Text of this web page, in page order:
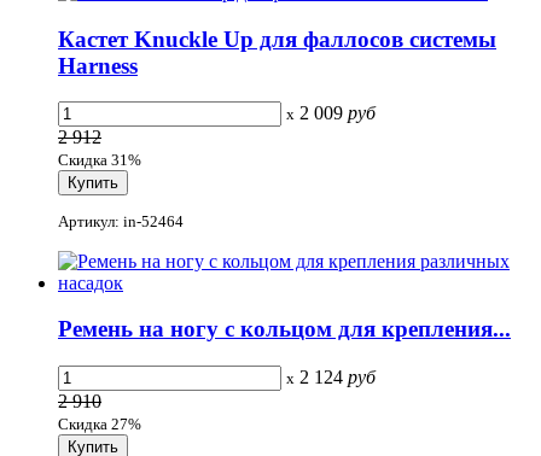
Кастет Knuckle Up для фаллосов системы
Harness
x 2 009 руб
2 912
Скидка 31%
Артикул: in-52464
Ремень на ногу с кольцом для крепления...
x 2 124 руб
2 910
Скидка 27%